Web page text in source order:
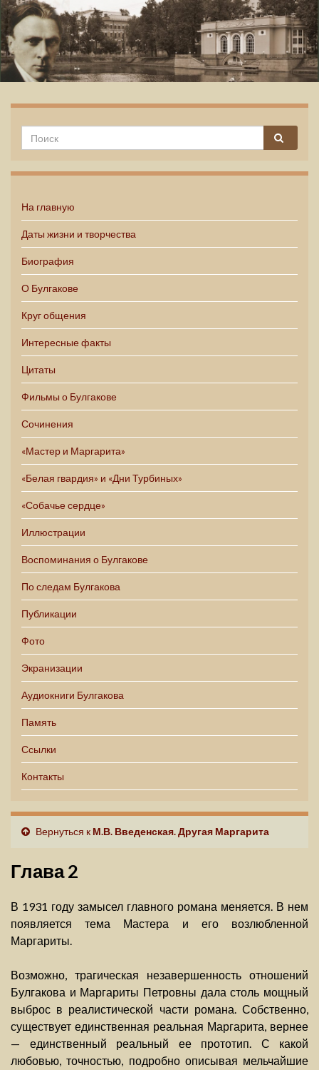
На главную
Даты жизни и творчества
Биография
О Булгакове
Круг общения
Интересные факты
Цитаты
Фильмы о Булгакове
Сочинения
«Мастер и Маргарита»
«Белая гвардия» и «Дни Турбиных»
«Собачье сердце»
Иллюстрации
Воспоминания о Булгакове
По следам Булгакова
Публикации
Фото
Экранизации
Аудиокниги Булгакова
Память
Ссылки
Контакты
Вернуться к М.В. Введенская. Другая Маргарита
Глава 2
В 1931 году замысел главного романа меняется. В нем
появляется тема Мастера и его возлюбленной
Маргариты.
Возможно, трагическая незавершенность отношений
Булгакова и Маргариты Петровны дала столь мощный
выброс в реалистической части романа. Собственно,
существует единственная реальная Маргарита, вернее
— единственный реальный ее прототип. С какой
любовью, точностью, подробно описывая мельчайшие